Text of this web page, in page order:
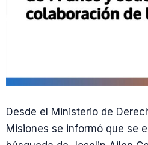
Desde el Ministerio de
Misiones se informó que se